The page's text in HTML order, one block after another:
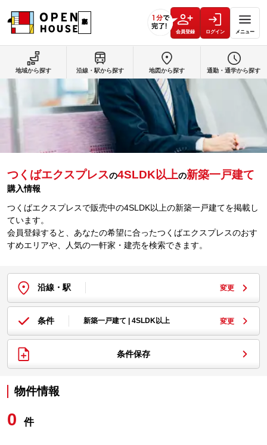
会員登録 ログイン メニュー
つくばエクスプレスの4SLDK以上の新築一戸建て
購入情報
つくばエクスプレスで販売中の4SLDK以上の新築一戸建てを掲載し
ています。
会員登録すると、あなたの希望に合ったつくばエクスプレスのおす
すめエリアや、人気の一軒家・建売を検索できます。
沿線・駅 変更
条件 新築一戸建て | 4SLDK以上 変更
条件保存
物件情報
0 件
地域から探す 沿線・駅から探す 地図から探す 通勤・通学から探す